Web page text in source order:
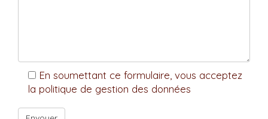
En soumettant ce formulaire, vous acceptez
la politique de gestion des données